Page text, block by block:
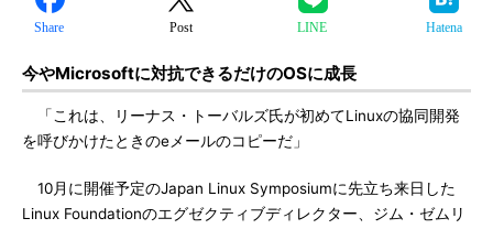
Share Post LINE Hatena
今やMicrosoftに対抗できるだけのOSに成長
「これは、リーナス・トーバルズ氏が初めてLinuxの協同開発
を呼びかけたときのeメールのコピーだ」
10月に開催予定のJapan Linux Symposiumに先立ち来日した
Linux Foundationのエグゼクティブディレクター、ジム・ゼムリ